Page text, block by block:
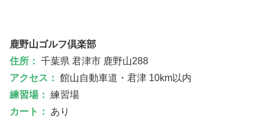
鹿野山ゴルフ倶楽部
住所： 千葉県 君津市 鹿野山288
アクセス： 館山自動車道・君津 10km以内
練習場： 練習場
カート：
あり